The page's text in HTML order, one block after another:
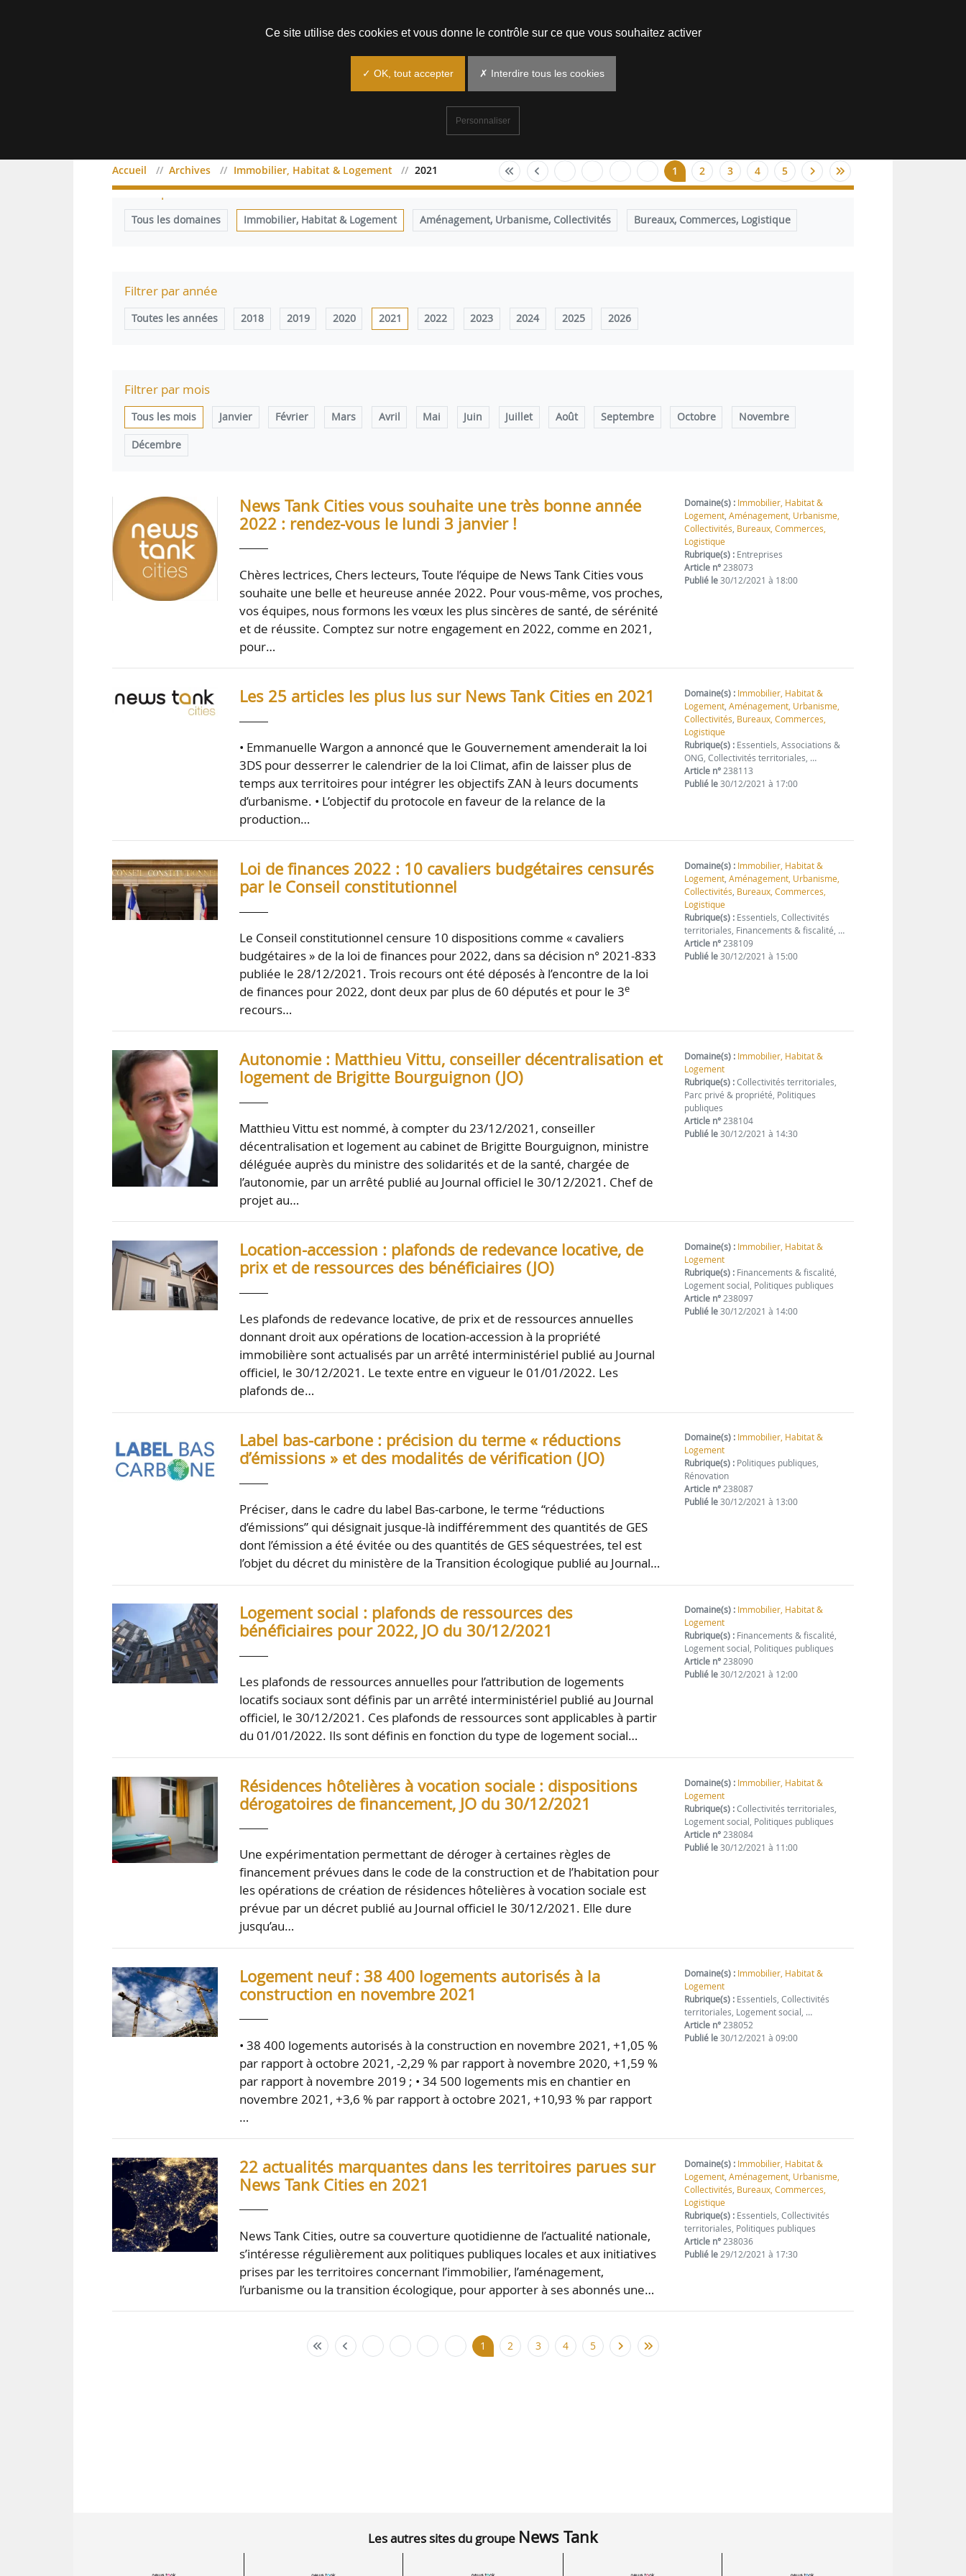
Accueil Archives Immobilier, Habitat & Logement 2021 1 2 3 4 5
Filtrer par domaine
Tous les domaines Immobilier, Habitat & Logement Aménagement, Urbanisme, Collectivités Bureaux, Commerces, Logistique
Filtrer par année
Toutes les années 2018 2019 2020 2021 2022 2023 2024 2025 2026
Filtrer par mois
Tous les mois Janvier Février Mars Avril Mai Juin Juillet Août Septembre Octobre Novembre
Décembre
News Tank Cities vous souhaite une très bonne année
2022 : rendez-vous le lundi 3 janvier !
Chères lectrices, Chers lecteurs, Toute l’équipe de News Tank Cities vous
souhaite une belle et heureuse année 2022. Pour vous-même, vos proches,
vos équipes, nous formons les vœux les plus sincères de santé, de sérénité
et de réussite. Comptez sur notre engagement en 2022, comme en 2021,
pour…
Domaine(s) : Immobilier, Habitat &
Logement,Aménagement, Urbanisme,
Collectivités, Bureaux, Commerces,
Logistique
Rubrique(s) : Entreprises
Article n°238073
Publié le30/12/2021 à 18:00
Les 25 articles les plus lus sur News Tank Cities en 2021
• Emmanuelle Wargon a annoncé que le Gouvernement amenderait la loi
3DS pour desserrer le calendrier de la loi Climat, afin de laisser plus de
temps aux territoires pour intégrer les objectifs ZAN à leurs documents
d’urbanisme. • L’objectif du protocole en faveur de la relance de la
production…
Domaine(s) : Immobilier, Habitat &
Logement,Aménagement, Urbanisme,
Collectivités, Bureaux, Commerces,
Logistique
Rubrique(s) : Essentiels, Associations &
ONG, Collectivités territoriales, …
Article n°238113
Publié le30/12/2021 à 17:00
Loi de finances 2022 : 10 cavaliers budgétaires censurés
par le Conseil constitutionnel
Le Conseil constitutionnel censure 10 dispositions comme « cavaliers
budgétaires » de la loi de finances pour 2022, dans sa décision n° 2021-833
publiée le 28/12/2021. Trois recours ont été déposés à l’encontre de la loi
de finances pour 2022, dont deux par plus de 60 députés et pour le 3e
recours…
Domaine(s) : Immobilier, Habitat &
Logement,Aménagement, Urbanisme,
Collectivités, Bureaux, Commerces,
Logistique
Rubrique(s) : Essentiels, Collectivités
territoriales, Financements & fiscalité, …
Article n°238109
Publié le30/12/2021 à 15:00
Autonomie : Matthieu Vittu, conseiller décentralisation et
logement de Brigitte Bourguignon (JO)
Matthieu Vittu est nommé, à compter du 23/12/2021, conseiller
décentralisation et logement au cabinet de Brigitte Bourguignon, ministre
déléguée auprès du ministre des solidarités et de la santé, chargée de
l’autonomie, par un arrêté publié au Journal officiel le 30/12/2021. Chef de
projet au…
Domaine(s) : Immobilier, Habitat &
Logement
Rubrique(s) :Collectivités territoriales,
Parc privé & propriété, Politiques
publiques
Article n°238104
Publié le30/12/2021 à 14:30
Location-accession : plafonds de redevance locative, de
prix et de ressources des bénéficiaires (JO)
Les plafonds de redevance locative, de prix et de ressources annuelles
donnant droit aux opérations de location-accession à la propriété
immobilière sont actualisés par un arrêté interministériel publié au Journal
officiel, le 30/12/2021. Le texte entre en vigueur le 01/01/2022. Les
plafonds de…
Domaine(s) : Immobilier, Habitat &
Logement
Rubrique(s) : Financements & fiscalité,
Logement social, Politiques publiques
Article n°238097
Publié le30/12/2021 à 14:00
Label bas-carbone : précision du terme « réductions
d’émissions » et des modalités de vérification (JO)
Préciser, dans le cadre du label Bas-carbone, le terme “réductions
d’émissions” qui désignait jusque-là indifféremment des quantités de GES
dont l’émission a été évitée ou des quantités de GES séquestrées, tel est
l’objet du décret du ministère de la Transition écologique publié au Journal…
Domaine(s) : Immobilier, Habitat &
Logement
Rubrique(s) : Politiques publiques,
Rénovation
Article n°238087
Publié le30/12/2021 à 13:00
Logement social : plafonds de ressources des
bénéficiaires pour 2022, JO du 30/12/2021
Les plafonds de ressources annuelles pour l’attribution de logements
locatifs sociaux sont définis par un arrêté interministériel publié au Journal
officiel, le 30/12/2021. Ces plafonds de ressources sont applicables à partir
du 01/01/2022. Ils sont définis en fonction du type de logement social…
Domaine(s) : Immobilier, Habitat &
Logement
Rubrique(s) : Financements & fiscalité,
Logement social, Politiques publiques
Article n°238090
Publié le30/12/2021 à 12:00
Résidences hôtelières à vocation sociale : dispositions
dérogatoires de financement, JO du 30/12/2021
Une expérimentation permettant de déroger à certaines règles de
financement prévues dans le code de la construction et de l’habitation pour
les opérations de création de résidences hôtelières à vocation sociale est
prévue par un décret publié au Journal officiel le 30/12/2021. Elle dure
jusqu’au…
Domaine(s) : Immobilier, Habitat &
Logement
Rubrique(s) :Collectivités territoriales,
Logement social, Politiques publiques
Article n°238084
Publié le30/12/2021 à 11:00
Logement neuf : 38 400 logements autorisés à la
construction en novembre 2021
• 38 400 logements autorisés à la construction en novembre 2021, +1,05 %
par rapport à octobre 2021, -2,29 % par rapport à novembre 2020, +1,59 %
par rapport à novembre 2019 ; • 34 500 logements mis en chantier en
novembre 2021, +3,6 % par rapport à octobre 2021, +10,93 % par rapport
…
Domaine(s) : Immobilier, Habitat &
Logement
Rubrique(s) : Essentiels, Collectivités
territoriales, Logement social, …
Article n°238052
Publié le30/12/2021 à 09:00
22 actualités marquantes dans les territoires parues sur
News Tank Cities en 2021
News Tank Cities, outre sa couverture quotidienne de l’actualité nationale,
s’intéresse régulièrement aux politiques publiques locales et aux initiatives
prises par les territoires concernant l’immobilier, l’aménagement,
l’urbanisme ou la transition écologique, pour apporter à ses abonnés une…
Domaine(s) : Immobilier, Habitat &
Logement,Aménagement, Urbanisme,
Collectivités, Bureaux, Commerces,
Logistique
Rubrique(s) : Essentiels, Collectivités
territoriales, Politiques publiques
Article n°238036
Publié le29/12/2021 à 17:30
1 2 3 4 5
Les autres sites du groupe News Tank
Ce site utilise des cookies et vous donne le contrôle sur ce que vous souhaitez activer
✓ OK, tout accepter ✗ Interdire tous les cookies
Personnaliser